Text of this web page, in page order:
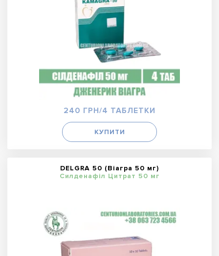
240 ГРН/4 ТАБЛЕТКИ
КУПИТИ
DELGRA 50 (Віагра 50 мг)
Силденафіл Цитрат 50 мг